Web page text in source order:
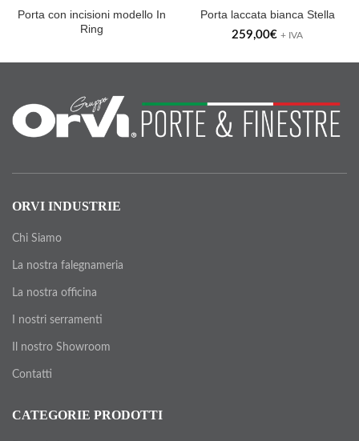
Porta con incisioni modello In
Ring
Porta laccata bianca Stella
259,00€ + IVA
ORVI INDUSTRIE
Chi Siamo
La nostra falegnameria
La nostra officina
I nostri serramenti
Il nostro Showroom
Contatti
CATEGORIE PRODOTTI